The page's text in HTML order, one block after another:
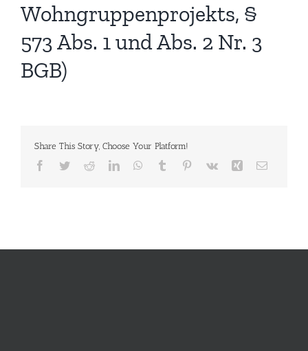
Wohngruppenprojekts, §
573 Abs. 1 und Abs. 2 Nr. 3
BGB)
Share This Story, Choose Your Platform!
Facebook
TwitterRedditLinkedInWhatsApp
Tumblr Pinterest
Vk Xing E-